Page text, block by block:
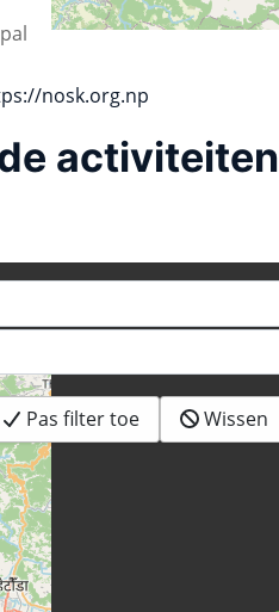
nosk.org.np
activiteiten
Pas filter toe Wissen